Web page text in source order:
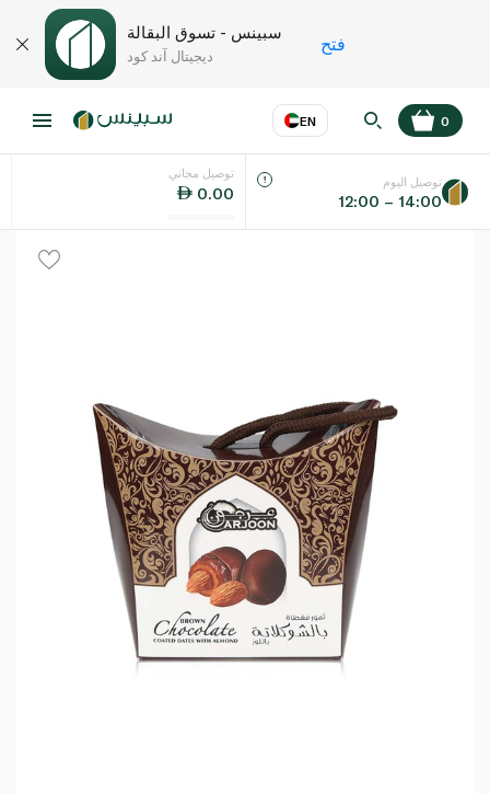
سبينس - تسوق البقالة
ديجيتال آند كود
فتح
EN
اللغة عر
0
توصيل مجاني
0.00
توصيل اليوم
12:00 – 14:00